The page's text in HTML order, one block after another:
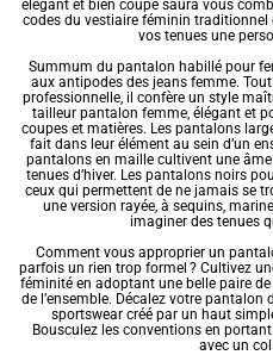
élégant et bien coupé saura vous
codes du vestiaire féminin
vos tenues une
Summum du pantalon habillé pour
aux antipodes des jeans femme.
professionnelle, il confère un style
tailleur pantalon femme, élégant et
coupes et matières. Les pantalons
fait dans leur élément au sein d’un
pantalons en maillecultivent une âme
tenues d’hiver. Les pantalons noirs
ceux qui permettent de ne jamais se
une version rayée, à sequins,
imaginer des tenues
Comment vous approprier un
parfois un rien trop formel ? Cultivez
féminité en adoptant une belle paire
de l’ensemble. Décalez votre
sportswear créé par un haut
Bousculez les conventions en
avec un